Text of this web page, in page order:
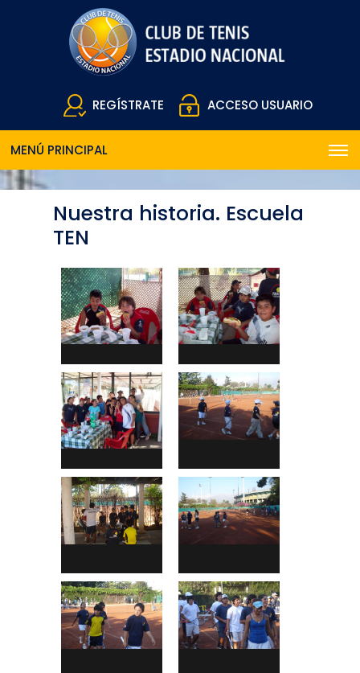
REGÍSTRATE ACCESO USUARIO
MENÚ PRINCIPAL
Nuestra historia. Escuela
TEN